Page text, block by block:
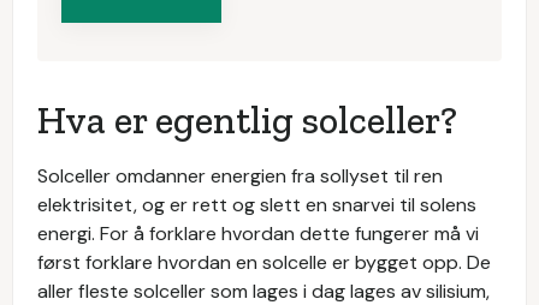
Hva er egentlig solceller?
Solceller omdanner energien fra sollyset til ren
elektrisitet, og er rett og slett en snarvei til solens
energi. For å forklare hvordan dette fungerer må vi
først forklare hvordan en solcelle er bygget opp. De
aller fleste solceller som lages i dag lages av silisium,